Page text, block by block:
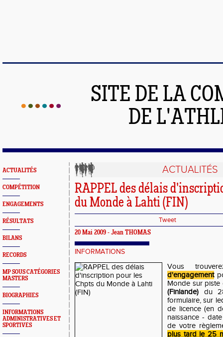
SITE DE LA
DE
ACTUALITÉS
COMPÉTITION
ENGAGEMENTS
RÉSULTATS
BILANS
RECORDS
MP SOUS CATÉGORIES
MASTERS
BIOGRAPHIES
INFORMATIONS
ADMINISTRATIVES ET
SPORTIVES
ACTUALITÉS
RAPPEL des délais
du Monde à Lahti (FIN)
Tweet
20 Mai 2009 - Jean THOMAS
INFORMATIONS
Vous
d'engagement
Monde sur
(Finlande) du
formulaire, sur
de licence (en
naissance -
de votre
plus tard le 25